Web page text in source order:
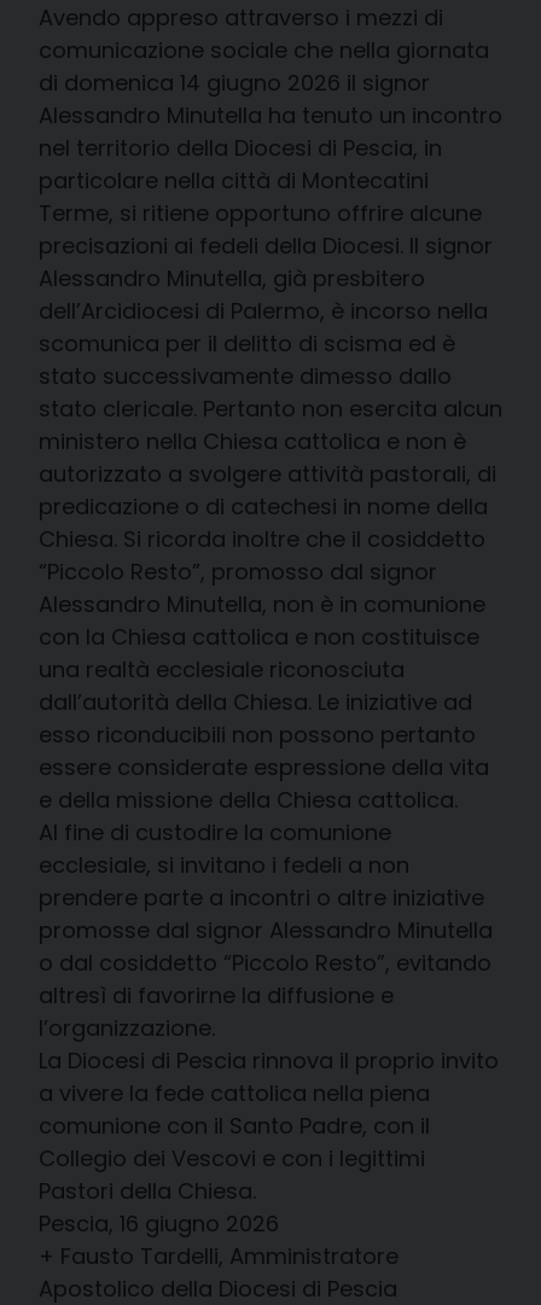
Avendo appreso attraverso i mezzi di
comunicazione sociale che nella giornata
di domenica 14 giugno 2026 il signor
Alessandro Minutella ha tenuto un incontro
nel territorio della Diocesi di Pescia, in
particolare nella città di Montecatini
Terme, si ritiene opportuno offrire alcune
precisazioni ai fedeli della Diocesi. Il signor
Alessandro Minutella, già presbitero
dell’Arcidiocesi di Palermo, è incorso nella
scomunica per il delitto di scisma ed è
stato successivamente dimesso dallo
stato clericale. Pertanto non esercita alcun
ministero nella Chiesa cattolica e non è
autorizzato a svolgere attività pastorali, di
predicazione o di catechesi in nome della
Chiesa. Si ricorda inoltre che il cosiddetto
“Piccolo Resto”, promosso dal signor
Alessandro Minutella, non è in comunione
con la Chiesa cattolica e non costituisce
una realtà ecclesiale riconosciuta
dall’autorità della Chiesa. Le iniziative ad
esso riconducibili non possono pertanto
essere considerate espressione della vita
e della missione della Chiesa cattolica.
Al fine di custodire la comunione
ecclesiale, si invitano i fedeli a non
prendere parte a incontri o altre iniziative
promosse dal signor Alessandro Minutella
o dal cosiddetto “Piccolo Resto”, evitando
altresì di favorirne la diffusione e
l’organizzazione.
La Diocesi di Pescia rinnova il proprio invito
a vivere la fede cattolica nella piena
comunione con il Santo Padre, con il
Collegio dei Vescovi e con i legittimi
Pastori della Chiesa.
Pescia, 16 giugno 2026
+ Fausto Tardelli, Amministratore
Apostolico della Diocesi di Pescia